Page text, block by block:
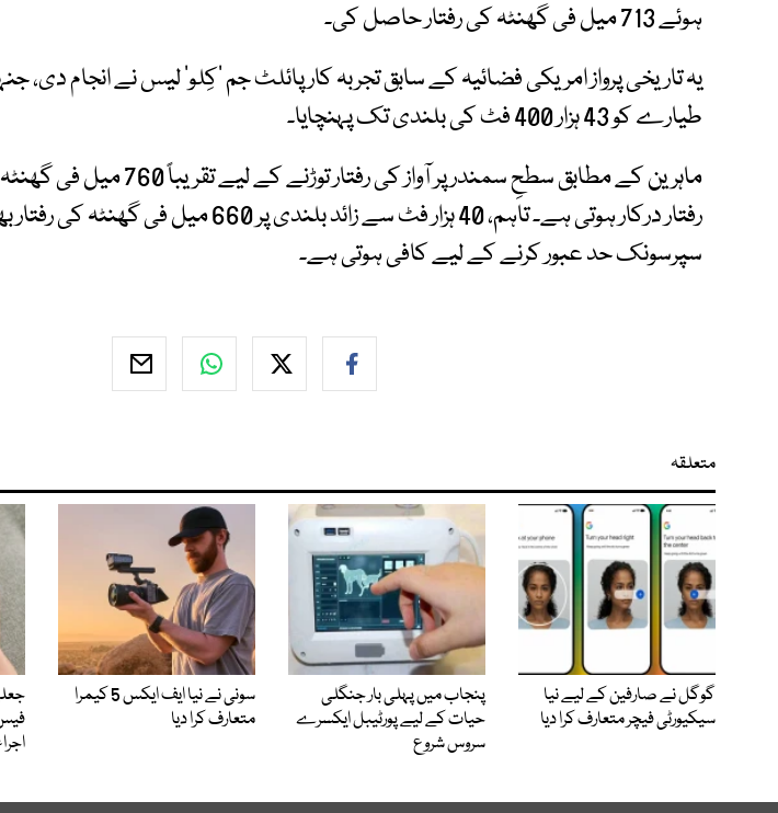
ہوئے 713 میل فی گھنٹہ کی رفتار حاصل کی۔
یہ تاریخی پرواز امریکی فضائیہ کے سابق تجربہ کار پائلٹ جم ’کِلو‘ لیس نے انجام دی،
طیارے کو 43 ہزار 400 فٹ کی بلندی تک پہنچایا۔
ماہرین کے مطابق سطحِ سمندر پر آواز کی رفتار توڑنے
رفتار درکار ہوتی ہے۔ تاہم، 40 ہزار فٹ سے زائد بلندی پر 660 میل فی گھنٹہ کی
سپرسونک حد عبور کرنے کے لیے کافی ہوتی ہے۔
متعلقہ
گوگل نے صارفین کے لیے نیا
سیکیورٹی فیچر متعارف کرا دیا
پنجاب میں پہلی بار جنگلی
حیات کے لیے پورٹیبل ایکسرے
سروس شروع
سونی نے نیا ایف ایکس 5 کیمرا
متعارف کرا دیا